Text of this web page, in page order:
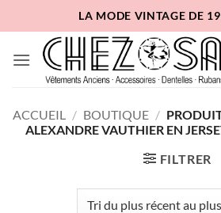
au
contenu
LA MODE VINTAGE DE
ACCUEIL / BOUTIQUE /
ALEXANDRE VAUTHIER EN
FILTRER